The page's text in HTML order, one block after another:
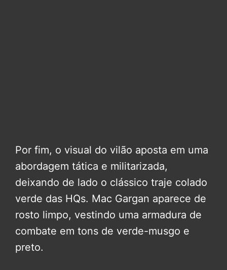
Por fim, o visual do vilão aposta em uma
abordagem tática e militarizada,
deixando de lado o clássico traje colado
verde das HQs. Mac Gargan aparece de
rosto limpo, vestindo uma armadura de
combate em tons de verde-musgo e
preto.